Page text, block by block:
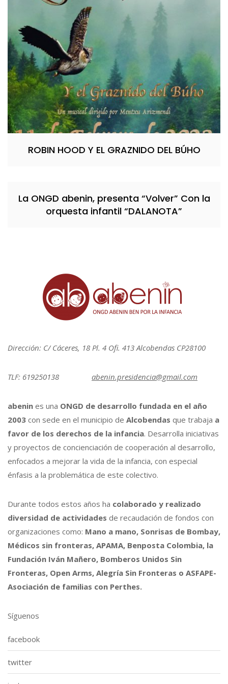
ROBIN HOOD Y EL GRAZNIDO DEL BÚHO
La ONGD abenin, presenta “Volver” Con la
orquesta infantil “DALANOTA”
Dirección: C/ Cáceres, 18 Pl. 4 Ofi. 413 Alcobendas CP28100
TLF: 619250138 abenin.presidencia@gmail.com
abenin es una ONGD de desarrollo fundada en el año
2003 con sede en el municipio de Alcobendas que trabaja a
favor de los derechos de la infancia. Desarrolla iniciativas
y proyectos de concienciación de cooperación al desarrollo,
enfocados a mejorar la vida de la infancia, con especial
énfasis a la problemática de este colectivo.
Durante todos estos años ha colaborado y realizado
diversidad de actividades de recaudación de fondos con
organizaciones como: Mano a mano, Sonrisas de Bombay,
Médicos sin fronteras, APAMA, Benposta Colombia, la
Fundación Iván Mañero, Bomberos Unidos Sin
Fronteras, Open Arms, Alegría Sin Fronteras o ASFAPE-
Asociación de familias con Perthes.
Síguenos
facebook
twitter